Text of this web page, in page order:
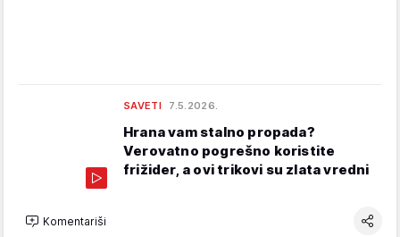
SAVETI 7.5.2026.
Hrana vam stalno propada?
Verovatno pogrešno koristite
frižider, a ovi trikovi su zlata vredni
Komentariši